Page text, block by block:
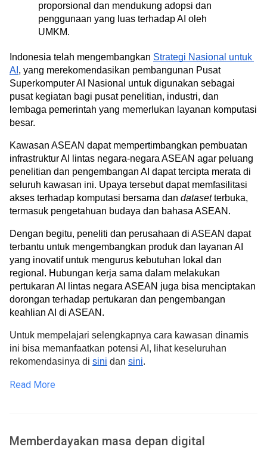
proporsional dan mendukung adopsi dan
penggunaan yang luas terhadap AI oleh
UMKM.
Indonesia telah mengembangkan Strategi Nasional untuk
AI , yang merekomendasikan pembangunan Pusat
Superkomputer AI Nasional untuk digunakan sebagai
pusat kegiatan bagi pusat penelitian, industri, dan
lembaga pemerintah yang memerlukan layanan komputasi
besar.
Kawasan ASEAN dapat mempertimbangkan pembuatan
infrastruktur AI lintas negara-negara ASEAN agar peluang
penelitian dan pengembangan AI dapat tercipta merata di
seluruh kawasan ini. Upaya tersebut dapat memfasilitasi
akses terhadap komputasi bersama dan dataset terbuka,
termasuk pengetahuan budaya dan bahasa ASEAN.
Dengan begitu, peneliti dan perusahaan di ASEAN dapat
terbantu untuk mengembangkan produk dan layanan AI
yang inovatif untuk mengurus kebutuhan lokal dan
regional. Hubungan kerja sama dalam melakukan
pertukaran AI lintas negara ASEAN juga bisa menciptakan
dorongan terhadap pertukaran dan pengembangan
keahlian AI di ASEAN.
Untuk mempelajari selengkapnya cara kawasan dinamis
ini bisa memanfaatkan potensi AI, lihat keseluruhan
rekomendasinya di sini dan sini.
Read More
Memberdayakan masa depan digital